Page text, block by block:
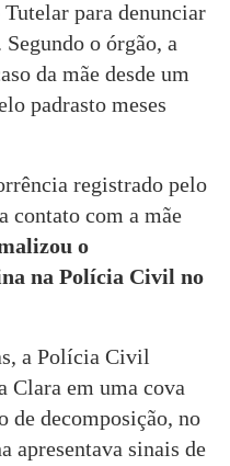
para denunciar
o órgão, a
da mãe desde um
padrasto meses
registrado pelo
contato com a mãe
o
na Polícia Civil no
a Polícia Civil
Clara em uma cova
de decomposição, no
apresentava sinais de